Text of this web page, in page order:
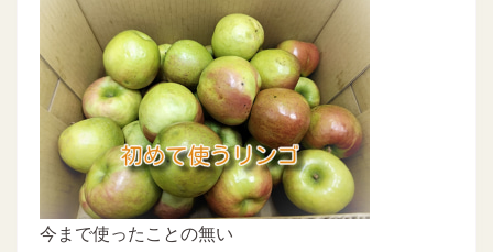
今まで使ったことの無い